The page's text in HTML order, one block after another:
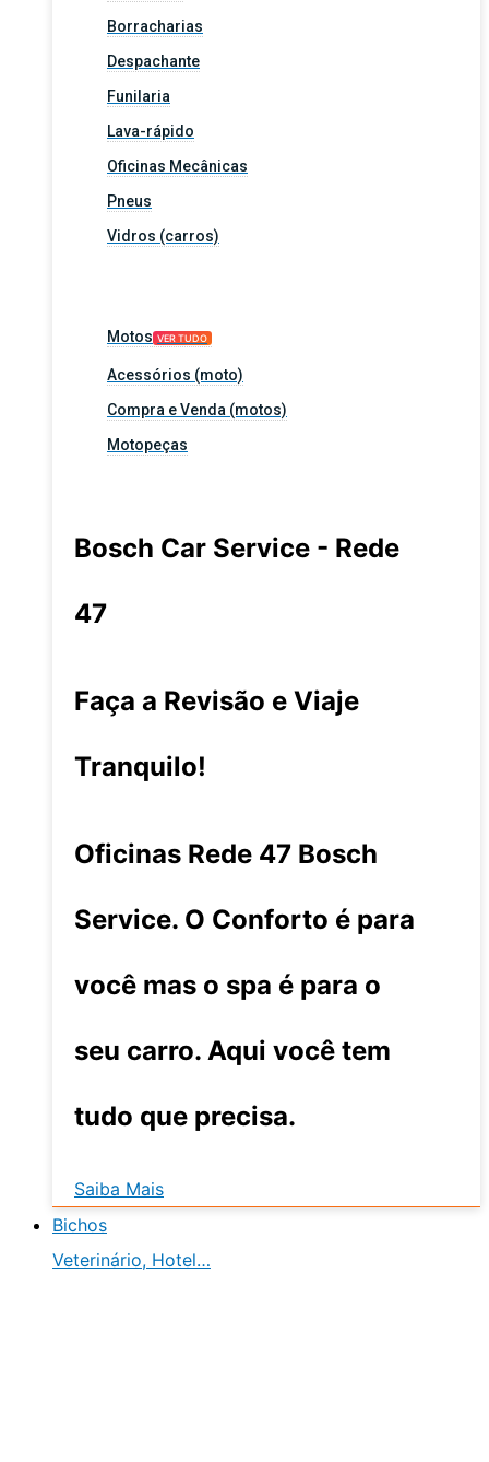
Borracharias
Despachante
Funilaria
Lava-rápido
Oficinas Mecânicas
Pneus
Vidros (carros)
Motos VER TUDO
Acessórios (moto)
Compra e Venda (motos)
Motopeças
Bosch Car Service - Rede
47
Faça a Revisão e Viaje
Tranquilo!
Oficinas Rede 47 Bosch
Service. O Conforto é para
você mas o spa é para o
seu carro. Aqui você tem
tudo que precisa.
Saiba Mais
Bichos
Veterinário, Hotel…